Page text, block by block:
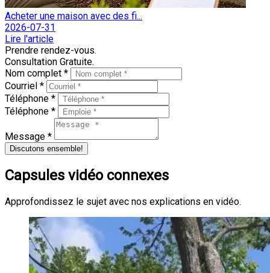
Acheter une maison avec des fi...
2026-07-31
Lire l'article
Prendre rendez-vous.
Consultation Gratuite.
Nom complet *
Courriel *
Téléphone *
Téléphone *
Message *
Discutons ensemble!
Capsules vidéo connexes
Approfondissez le sujet avec nos explications en vidéo.